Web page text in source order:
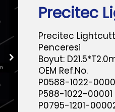
Precitec
Precitec
Penceresi
Boyut:
OEM Ref.No.
P0588-1022-
P588-1022-00001
P0795-1201-